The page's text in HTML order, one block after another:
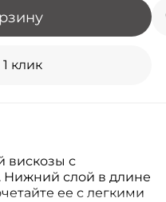
клик
вискозы с
Нижний слой в длине
ее с легкими